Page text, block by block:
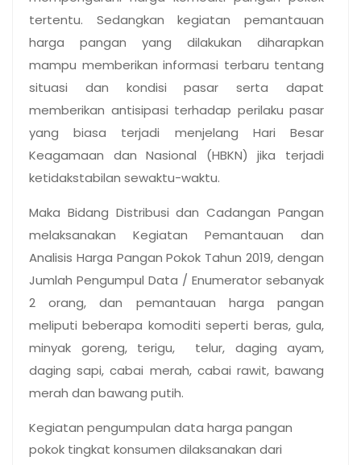
tertentu. Sedangkan kegiatan pemantauan
harga pangan yang dilakukan diharapkan
mampu memberikan informasi terbaru tentang
situasi dan kondisi pasar serta dapat
memberikan antisipasi terhadap perilaku pasar
yang biasa terjadi menjelang Hari Besar
Keagamaan dan Nasional (HBKN) jika terjadi
ketidakstabilan sewaktu-waktu.
Maka Bidang Distribusi dan Cadangan Pangan
melaksanakan Kegiatan Pemantauan dan
Analisis Harga Pangan Pokok Tahun 2019, dengan
Jumlah Pengumpul Data / Enumerator sebanyak
2 orang, dan pemantauan harga pangan
meliputi beberapa komoditi seperti beras, gula,
minyak goreng, terigu, telur, daging ayam,
daging sapi, cabai merah, cabai rawit, bawang
merah dan bawang putih.
Kegiatan pengumpulan data harga pangan
pokok tingkat konsumen dilaksanakan dari